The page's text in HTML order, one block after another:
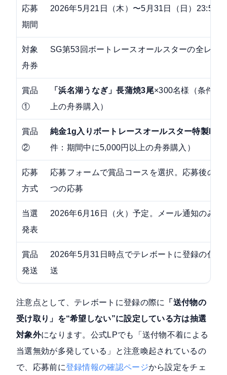
応募
期間
2026年5月21日（木）〜5月31日（日）23:59
対象
舟券
SG第53回ボートレースオールスターの全レー
賞品
①
「浜名湖うなぎ」長蒲焼3尾×300名様（条件：
上の舟券購入）
賞品
②
純金1g入りボートレースオールスター特製BOX
件：期間中に5,000円以上の舟券購入）
応募
方式
応募フォームで賞品コースを選択。応募後の変
つの応募
当選
発表
2026年6月16日（火）予定。メール通知のみ
賞品
発送
2026年5月31日時点でテレボートに登録の住所
送
注意点として、テレボートに登録の際に
「送付物の
受け取り」を“希望しない”に設定している方は抽選
対象外になります。公式LPでも「送付物不着による
当選無効が多発している」と注意喚起されているの
で、応募前に登録情報の確認ページから設定をチェ